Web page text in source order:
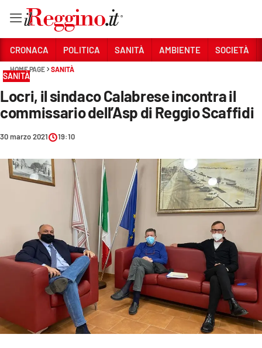
Sezioni
CRONACA
AMBIENTE
CULTURA
ECONOMIA E LAVORO
EVENTI
Streaming
CRONACA POLITICA SANITÀ AMBIENTE SOCIETÀ
HOME PAGE SANITÀ
SANITÀ
Locri, il sindaco Calabrese incontra il
commissario dell’Asp di Reggio Scaffidi
30 marzo 2021 19:10